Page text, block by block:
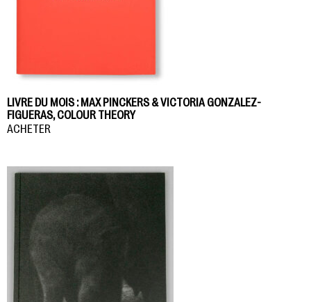
LIVRE DU MOIS : MAX PINCKERS & VICTORIA GONZALEZ-
FIGUERAS, COLOUR THEORY
ACHETER